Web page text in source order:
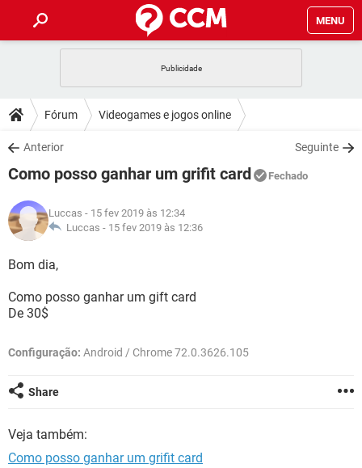
MENU
CELULAR FACEBOOK
OUTLOOK
INSTAGRAM GMAIL
GUIA DE COMPRAS
DICAS
JOGOS WHATSAPP
INSTAGRAM
GUIA DE COMPRAS
DOWNLOADS
JOGOS WHATSAPP
CELULAR
OUTLOOK EXCEL
INSTAGRAM
JOGOS
CELULAR
OUTLOOK
INSTAGRAM GMAIL
GLOSSÁRIO
JOGOS
OUTLOOK
Fórum Videogames e jogos online
Anterior Seguinte
Como posso ganhar um grifit card Fechado
Luccas - 15 fev 2019 às 12:34
Luccas - 15 fev 2019 às 12:36
Bom dia,
Como posso ganhar um gift card
De 30$
Configuração: Android / Chrome 72.0.3626.105
Share
Veja também:
Como posso ganhar um grifit card